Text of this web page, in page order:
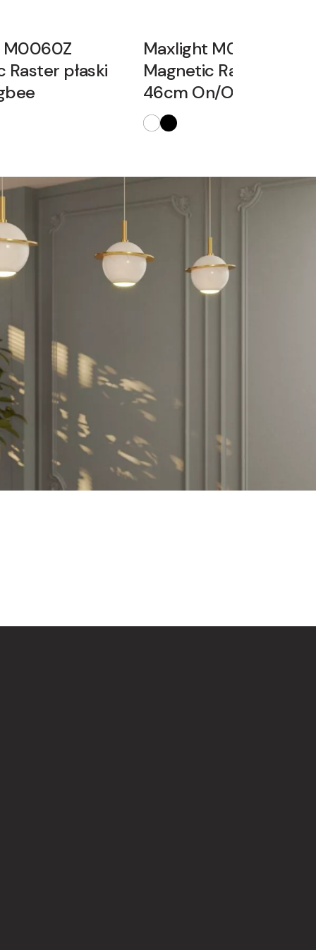
M0060Z
Raster płaski
Maxlight M0060N
Magnetic Raster płaski
46cm On/Off